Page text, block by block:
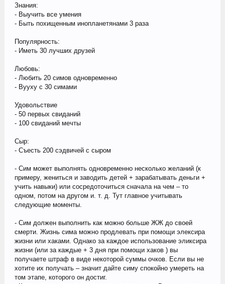
Знания:
- Выучить все умения
- Быть похищенным инопланетянами 3 раза
Популярность:
- Иметь 30 лучших друзей
Любовь:
- Любить 20 симов одновременно
- Вууху с 30 симами
Удовольствие
- 50 первых свиданий
- 100 свиданий мечты
Сыр:
- Съесть 200 сэдвичей с сыром
- Сим может выполнять одновременно несколько желаний (к
примеру, жениться и заводить детей + зарабатывать деньги +
учить навыки) или сосредоточиться сначала на чем – то
одном, потом на другом и. т. д. Тут главное учитывать
следующие моменты.
- Сим должен выполнить как можно больше ЖЖ до своей
смерти. Жизнь сима можно продлевать при помощи элексира
жизни или хаками. Однако за каждое использование эликсира
жизни (или за каждые + 3 дня при помощи хаков ) вы
получаете штраф в виде некоторой суммы очков. Если вы не
хотите их получать – значит дайте симу спокойно умереть на
том этапе, которого он достиг.